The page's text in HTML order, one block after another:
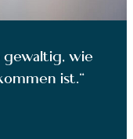
gewaltig, wie
ist.“